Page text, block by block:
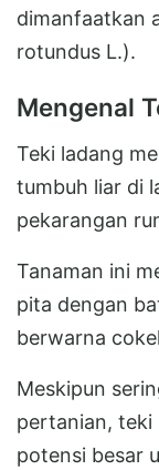
dimanfaatkan
rotundus L.).
Mengenal
Teki ladang
tumbuh liar di
pekarangan
Tanaman ini
pita dengan
berwarna
Meskipun
pertanian, teki
potensi besar